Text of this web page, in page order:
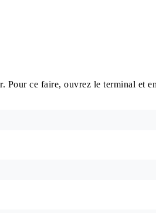
ce faire, ouvrez le terminal et